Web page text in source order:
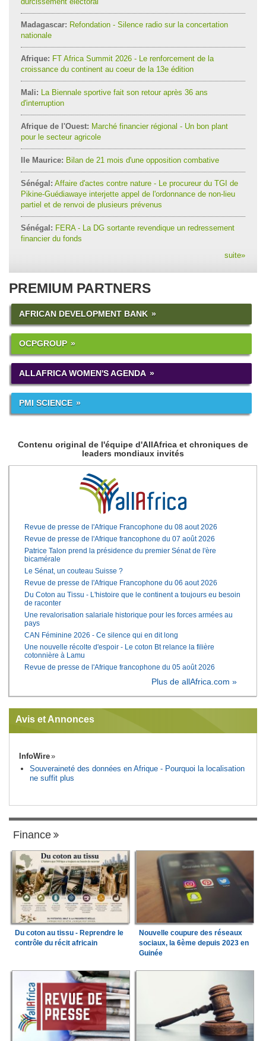
Madagascar: Refondation - Silence radio sur la concertation
nationale
Afrique: FT Africa Summit 2026 - Le renforcement de la
croissance du continent au coeur de la 13e édition
Mali: La Biennale sportive fait son retour après 36 ans
d'interruption
Afrique de l'Ouest: Marché financier régional - Un bon plant
pour le secteur agricole
Ile Maurice: Bilan de 21 mois d'une opposition combative
Sénégal: Affaire d'actes contre nature - Le procureur du TGI de
Pikine-Guédiawaye interjette appel de l'ordonnance de non-lieu
partiel et de renvoi de plusieurs prévenus
Sénégal: FERA - La DG sortante revendique un redressement
financier du fonds
suite»
PREMIUM PARTNERS
AFRICAN DEVELOPMENT BANK
OCPGROUP
ALLAFRICA WOMEN'S AGENDA
PMI SCIENCE
Contenu original de l'équipe d'AllAfrica et chroniques de
leaders mondiaux invités
Revue de presse de l'Afrique Francophone du 08 aout 2026
Revue de presse de l'Afrique francophone du 07 août 2026
Patrice Talon prend la présidence du premier Sénat de l'ère
bicamérale
Le Sénat, un couteau Suisse ?
Revue de presse de l'Afrique Francophone du 06 aout 2026
Du Coton au Tissu - L'histoire que le continent a toujours eu besoin
de raconter
Une revalorisation salariale historique pour les forces armées au
pays
CAN Féminine 2026 - Ce silence qui en dit long
Une nouvelle récolte d'espoir - Le coton Bt relance la filière
cotonnière à Lamu
Revue de presse de l'Afrique francophone du 05 août 2026
Plus de allAfrica.com »
Avis et Annonces
InfoWire
Souveraineté des données en Afrique - Pourquoi la localisation
ne suffit plus
Finance
Du coton au tissu - Reprendre le
contrôle du récit africain
Nouvelle coupure des réseaux
sociaux, la 6ème depuis 2023 en
Guinée